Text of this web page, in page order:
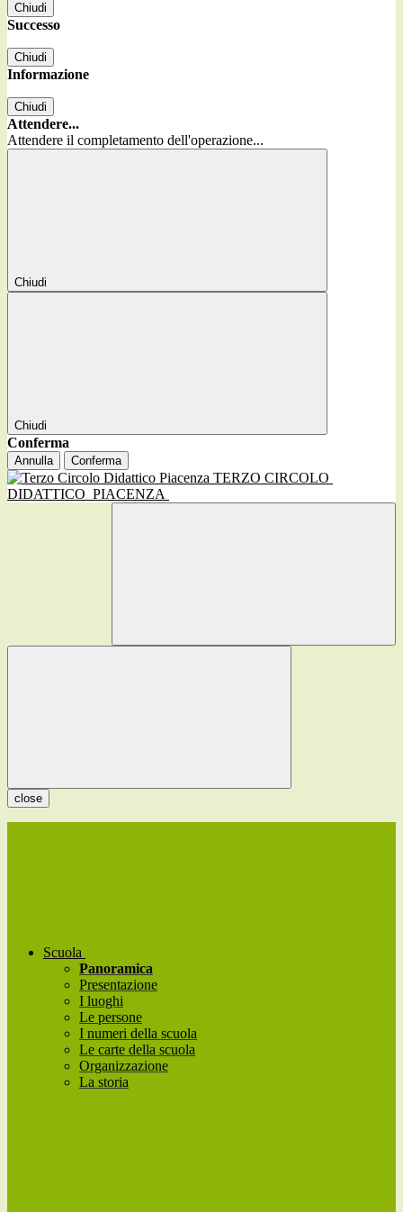
Chiudi
Successo
Chiudi
Informazione
Chiudi
Attendere...
Attendere il completamento dell'operazione...
Chiudi
Chiudi
Conferma
Annulla Conferma
TERZO CIRCOLO
DIDATTICO PIACENZA
close
Scuola
Panoramica
Presentazione
I luoghi
Le persone
I numeri della scuola
Le carte della scuola
Organizzazione
La storia